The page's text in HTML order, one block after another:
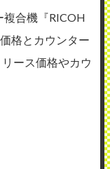
合機『RICOH
格とカウンター
ース価格やカウ